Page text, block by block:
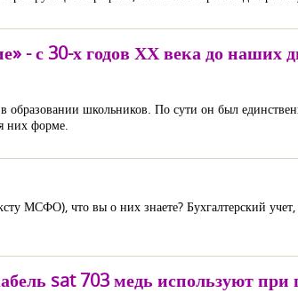
- с 30-х годов ХХ века до наших
образовании школьников. По сути он был
них форме.
МСФО), что вы о них знаете? Бухгалтерский
sat 703 медь используют